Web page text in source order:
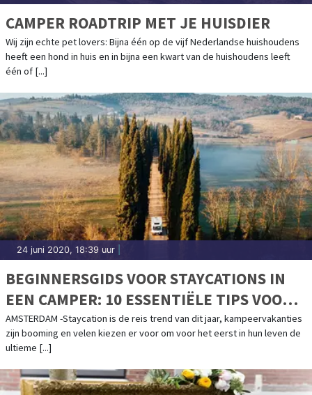
CAMPER ROADTRIP MET JE HUISDIER
Wij zijn echte pet lovers: Bijna één op de vijf Nederlandse huishoudens
heeft een hond in huis en in bijna een kwart van de huishoudens leeft
één of [...]
24 juni 2020, 18:39 uur
BEGINNERSGIDS VOOR STAYCATIONS IN
EEN CAMPER: 10 ESSENTIËLE TIPS VOOR
DE ULTIEME NEDERLANDSE ROAD TRIP
DEZE ZOMER
AMSTERDAM -Staycation is de reis trend van dit jaar, kampeervakanties
zijn booming en velen kiezen er voor om voor het eerst in hun leven de
ultieme [...]